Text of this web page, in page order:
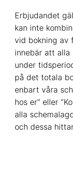
Erbjudandet
kan inte
vid bokning av
innebär att alla
under
på det totala
enbart våra
hos er” eller
alla
och dessa